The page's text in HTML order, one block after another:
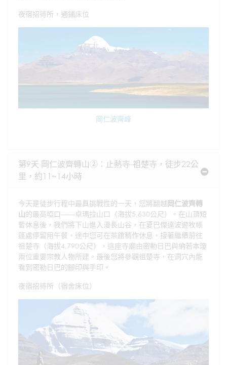
夜宿招待所，通鋪床位
岡仁波齊峰
第9天 岡仁波齊轉山②：止熱寺-祖楚寺，徒步22公
里，約11~14小時
今天是徒步行程中最具挑戰性的一天，您將翻越 岡仁波齊轉
山的最高埡口——卓瑪拉山口（海拔5,630公尺）。在山頂短
暫休息後，我們將下山進入漫長山谷，在夏巴傑達波遊牧帳
篷處停留用午餐。途中您可在茶館稍作休息。接著繼續前往
祖楚寺（海拔4,790公尺），這座寺廟由密勒日巴與納若本瓊
兩位重要宗教人物所建。最後您將參觀祖楚寺，在洞穴內能
看到密勒日巴的腳印與手印。
夜宿招待所（宿舍床位）